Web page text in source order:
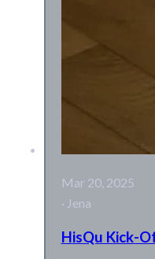
Mar 20, 2025
· Jena
HisQu Kick-